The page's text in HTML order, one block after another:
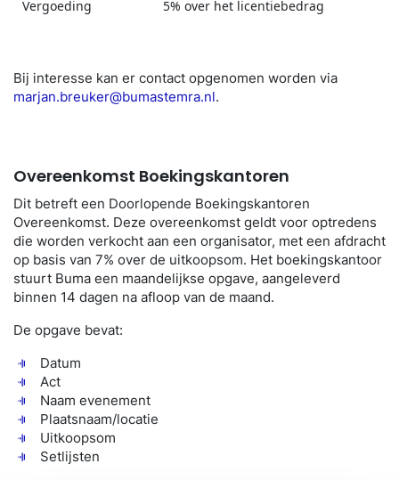
Vergoeding 5% over het licentiebedrag
Bij interesse kan er contact opgenomen worden via
marjan.breuker@bumastemra.nl.
Overeenkomst Boekingskantoren
Dit betreft een Doorlopende Boekingskantoren
Overeenkomst. Deze overeenkomst geldt voor optredens
die worden verkocht aan een organisator, met een afdracht
op basis van 7% over de uitkoopsom. Het boekingskantoor
stuurt Buma een maandelijkse opgave, aangeleverd
binnen 14 dagen na afloop van de maand.
De opgave bevat:
Datum
Act
Naam evenement
Plaatsnaam/locatie
Uitkoopsom
Setlijsten